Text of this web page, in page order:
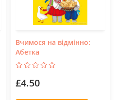
Вчимося на відмінно:
Абетка
£4.50